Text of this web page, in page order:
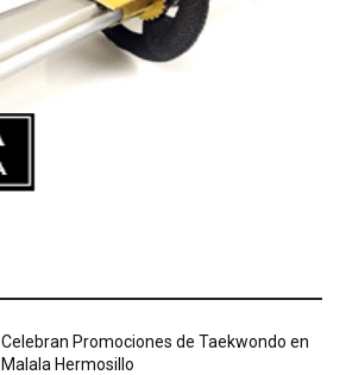
Celebran Promociones de Taekwondo en
Malala Hermosillo